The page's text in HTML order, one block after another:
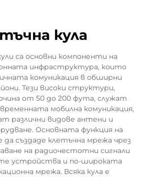
кула
са основни компоненти на
инфраструктура, които
комуникация в обширни
Тези високи структури,
от 50 до 200 фута, служат
мобилна комуникация,
различни видове антени и
Основната функция на
да създаде клетъчна мрежа чрез
на радиочестотни сигнали
устройства и по-широката
мрежа. Всяка кула е